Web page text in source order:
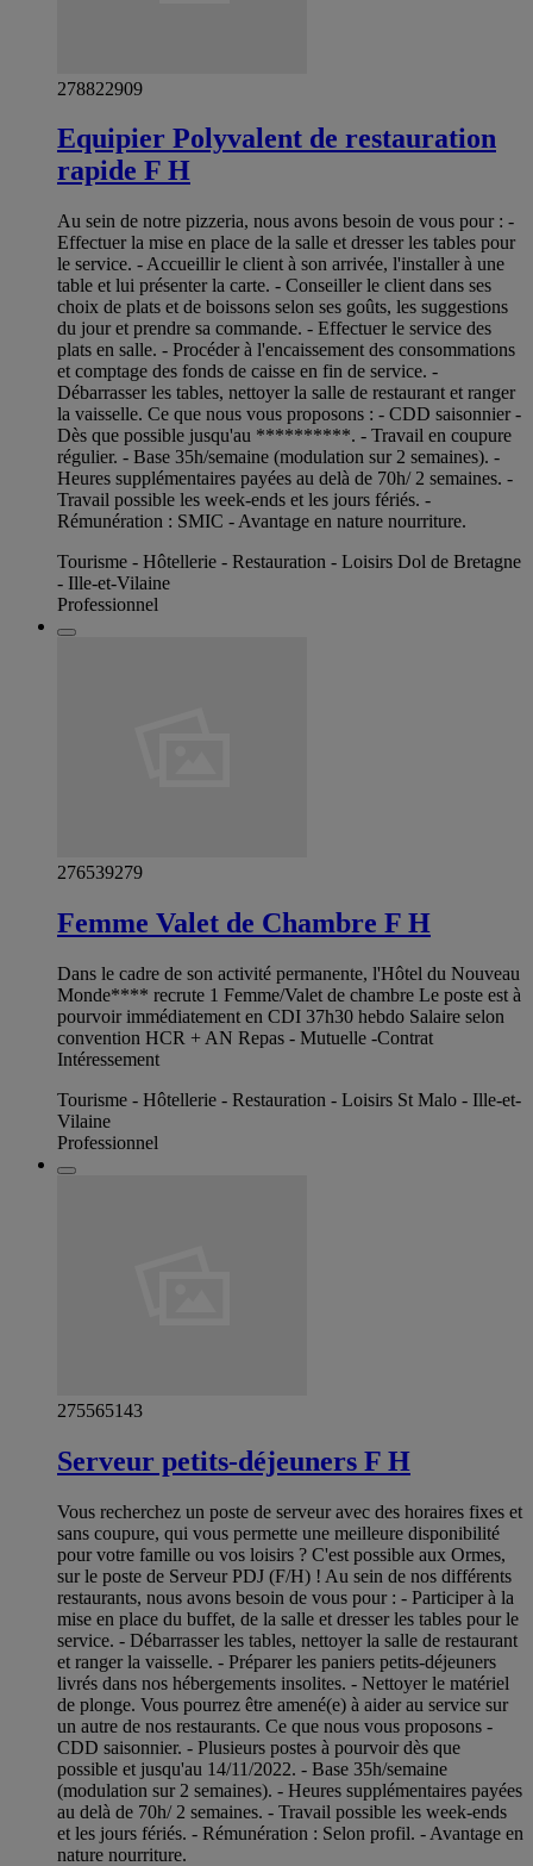
278822909
Equipier Polyvalent de restauration
rapide F H
Au sein de notre pizzeria, nous avons besoin de vous pour : -
Effectuer la mise en place de la salle et dresser les tables pour
le service. - Accueillir le client à son arrivée, l'installer à une
table et lui présenter la carte. - Conseiller le client dans ses
choix de plats et de boissons selon ses goûts, les suggestions
du jour et prendre sa commande. - Effectuer le service des
plats en salle. - Procéder à l'encaissement des consommations
et comptage des fonds de caisse en fin de service. -
Débarrasser les tables, nettoyer la salle de restaurant et ranger
la vaisselle. Ce que nous vous proposons : - CDD saisonnier -
Dès que possible jusqu'au **********. - Travail en coupure
régulier. - Base 35h/semaine (modulation sur 2 semaines). -
Heures supplémentaires payées au delà de 70h/ 2 semaines. -
Travail possible les week-ends et les jours fériés. -
Rémunération : SMIC - Avantage en nature nourriture.
Tourisme - Hôtellerie - Restauration - Loisirs Dol de Bretagne
- Ille-et-Vilaine
Professionnel
276539279
Femme Valet de Chambre F H
Dans le cadre de son activité permanente, l'Hôtel du Nouveau
Monde**** recrute 1 Femme/Valet de chambre Le poste est à
pourvoir immédiatement en CDI 37h30 hebdo Salaire selon
convention HCR + AN Repas - Mutuelle -Contrat
Intéressement
Tourisme - Hôtellerie - Restauration - Loisirs St Malo - Ille-et-
Vilaine
Professionnel
275565143
Serveur petits-déjeuners F H
Vous recherchez un poste de serveur avec des horaires fixes et
sans coupure, qui vous permette une meilleure disponibilité
pour votre famille ou vos loisirs ? C'est possible aux Ormes,
sur le poste de Serveur PDJ (F/H) ! Au sein de nos différents
restaurants, nous avons besoin de vous pour : - Participer à la
mise en place du buffet, de la salle et dresser les tables pour le
service. - Débarrasser les tables, nettoyer la salle de restaurant
et ranger la vaisselle. - Préparer les paniers petits-déjeuners
livrés dans nos hébergements insolites. - Nettoyer le matériel
de plonge. Vous pourrez être amené(e) à aider au service sur
un autre de nos restaurants. Ce que nous vous proposons -
CDD saisonnier. - Plusieurs postes à pourvoir dès que
possible et jusqu'au 14/11/2022. - Base 35h/semaine
(modulation sur 2 semaines). - Heures supplémentaires payées
au delà de 70h/ 2 semaines. - Travail possible les week-ends
et les jours fériés. - Rémunération : Selon profil. - Avantage en
nature nourriture.